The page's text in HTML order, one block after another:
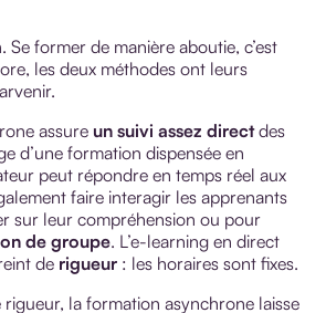
Se former de manière aboutie, c’est
les deux méthodes ont leurs
assure un suivi assez directdes
d’une formation dispensée en
peut répondre en temps réel aux
faire interagir les apprenants
sur leur compréhension ou pour
de groupe. L’e-learning en direct
de rigueur : les horaires sont fixes.
rigueur, la formation asynchrone laisse